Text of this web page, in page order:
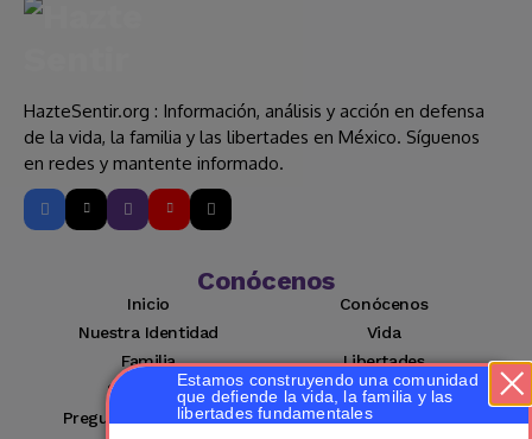
HazteSentir.org : Información, análisis y acción en defensa
de la vida, la familia y las libertades en México. Síguenos
en redes y mantente informado.
Conócenos
Inicio
Conócenos
Nuestra Identidad
Vida
Familia
Libertades
Suscríbete
Mi cuenta
Preguntas Frecuentes
Contacto
Estamos construyendo una comunidad
que defiende la vida, la familia y las
libertades fundamentales